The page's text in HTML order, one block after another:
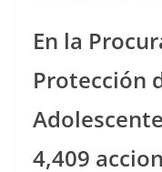
En la
Protección
4,409